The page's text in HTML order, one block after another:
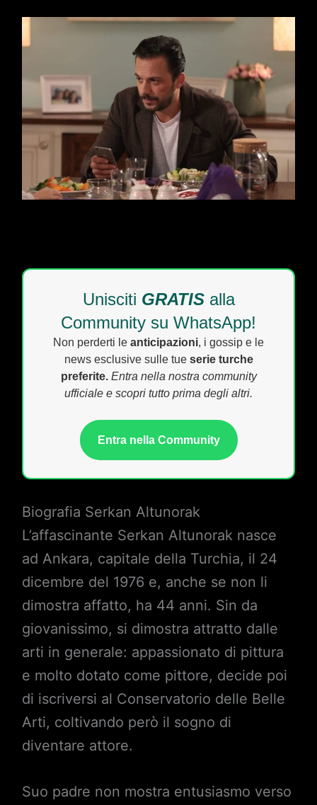
Unisciti GRATISalla
Community su WhatsApp!
Non perderti le anticipazioni, i gossip e le
news esclusive sulle tue serie turche
preferite. Entra nella nostra community
ufficiale e scopri tutto prima degli altri.
Entra nella Community
Biografia Serkan Altunorak
L’affascinante Serkan Altunorak nasce
ad Ankara, capitale della Turchia, il 24
dicembre del 1976 e, anche se non li
dimostra affatto, ha 44 anni. Sin da
giovanissimo, si dimostra attratto dalle
arti in generale: appassionato di pittura
e molto dotato come pittore, decide poi
di iscriversi al Conservatorio delle Belle
Arti, coltivando però il sogno di
diventare attore.
Suo padre non mostra entusiasmo verso